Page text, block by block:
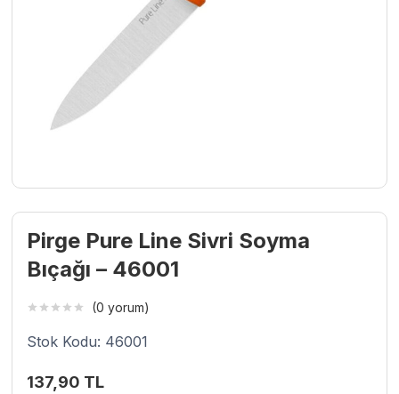
Pirge Pure Line Sivri Soyma
Bıçağı – 46001
(0 yorum)
Stok Kodu: 46001
137,90 TL